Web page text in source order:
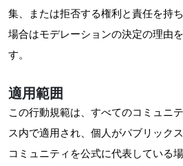
集、または拒否する権利と責任を持
場合はモデレーションの決定の理由
す。
適用範囲
この行動規範は、すべてのコミュニ
ス内で適用され、個人がパブリック
コミュニティを公式に代表している